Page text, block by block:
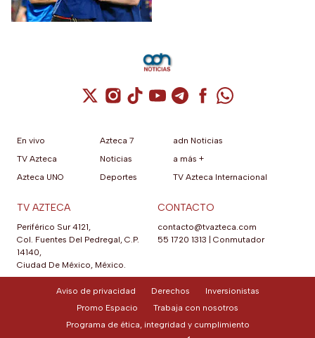
Cuenta de X / Twitter (se abre en una
Cuenta de Instagram (se abre en una
Cuenta de TikTok (se abre en
Cuenta de YouTube (se abre
Cuenta de Telegram (se
Cuenta de
Cuenta de
En vivo
TV Azteca
Azteca UNO
Azteca 7
Noticias
Deportes
adn Noticias
a más +
TV Azteca Internacional
TV AZTECA
Periférico Sur 4121,
Col. Fuentes Del Pedregal, C.P.
14140,
Ciudad De México, México.
CONTACTO
contacto@tvazteca.com
55 1720 1313
Conmutador
Aviso de privacidad Derechos
Inversionistas
Promo Espacio
Trabaja con nosotros
Programa de ética, integridad y cumplimiento